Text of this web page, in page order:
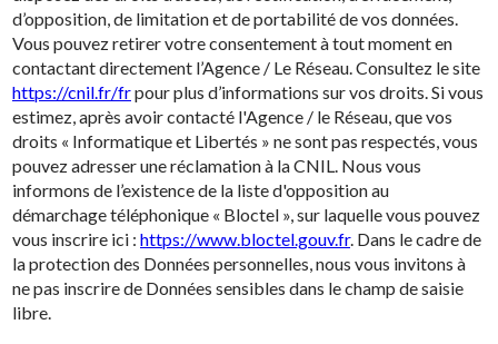
d’opposition, de limitation et de portabilité de vos données.
Vous pouvez retirer votre consentement à tout moment en
contactant directement l’Agence / Le Réseau. Consultez le site
https://cnil.fr/frpour plus d’informations sur vos droits. Si vous
estimez, après avoir contacté l'Agence / le Réseau, que vos
droits « Informatique et Libertés » ne sont pas respectés, vous
pouvez adresser une réclamation à la CNIL. Nous vous
informons de l’existence de la liste d'opposition au
démarchage téléphonique « Bloctel », sur laquelle vous pouvez
vous inscrire ici : https://www.bloctel.gouv.fr. Dans le cadre de
la protection des Données personnelles, nous vous invitons à
ne pas inscrire de Données sensibles dans le champ de saisie
libre.